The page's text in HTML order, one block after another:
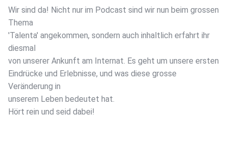
Wir sind da! Nicht nur im Podcast sind wir nun beim grossen
Thema
'Talenta' angekommen, sondern auch inhaltlich erfahrt ihr
diesmal
von unserer Ankunft am Internat. Es geht um unsere ersten
Eindrücke und Erlebnisse, und was diese grosse
Veränderung in
unserem Leben bedeutet hat.
Hört rein und seid dabei!